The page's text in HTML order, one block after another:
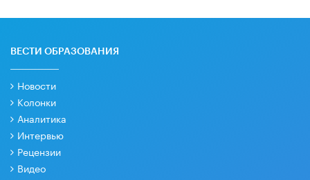
ВЕСТИ ОБРАЗОВАНИЯ
Новости
Колонки
Аналитика
Интервью
Рецензии
Видео